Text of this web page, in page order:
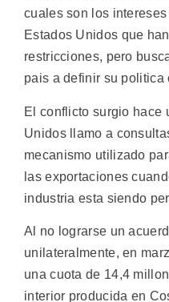
cuales son los
Estados Unidos que
restricciones, pero
pais a definir su politica
El conflicto surgio hace
Unidos llamo a
mecanismo utilizado
las exportaciones
industria esta siendo
Al no lograrse un
unilateralmente, en
una cuota de 14,4
interior producida en